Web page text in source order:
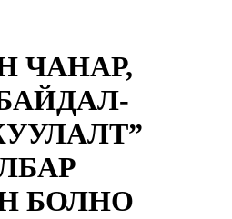
ЧАНАР,
БОЛНО